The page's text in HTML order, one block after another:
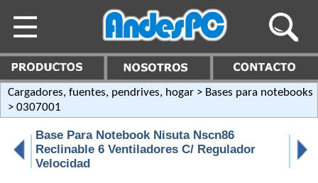
Cargadores, fuentes, pendrives, hogar > Bases para notebooks
> 0307001
Base Para Notebook Nisuta Nscn86
Reclinable 6 Ventiladores C/ Regulador
Velocidad